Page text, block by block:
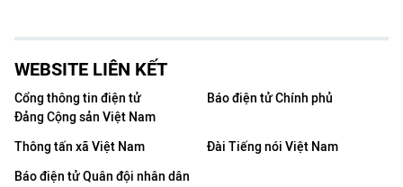
WEBSITE LIÊN KẾT
Cổng thông tin điện tử
Đảng Cộng sản Việt Nam
Báo điện tử Chính phủ
Thông tấn xã Việt Nam
Đài Tiếng nói Việt Nam
Báo điện tử Quân đội nhân dân